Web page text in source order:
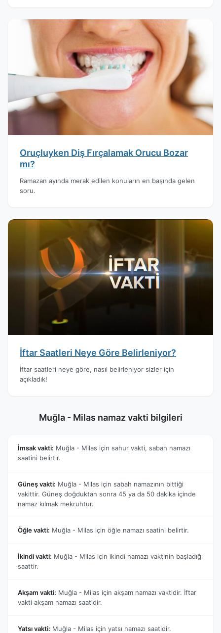
Oruçluyken Diş Fırçalamak Orucu Bozar
mı?
Ramazan ayında merak edilen konuların en başında gelen
soru.
İftar Saatleri Neye Göre Belirleniyor?
İftar saatleri neye göre, nasıl belirleniyor sizler için
açıkladık!
Muğla - Milas namaz vakti bilgileri
İmsak vakti: Muğla - Milas için sahur vakti, sabah namazı
saatini belirtir.
Güneş vakti: Muğla - Milas için sabah namazının bittiği
vakittir. Güneş doğduktan sonra 45 ya da 50 dakika içinde
namaz kılmak mekruhtur.
Öğle vakti: Muğla - Milas için öğle namazı saatini belirtir.
İkindi vakti: Muğla - Milas için ikindi namazı vaktinin başladığı
saattir.
Akşam vakti: Muğla - Milas için akşam namazı vaktidir. İftar
vakti akşam namazı saatidir.
Yatsı vakti: Muğla - Milas için yatsı namazı saatidir.